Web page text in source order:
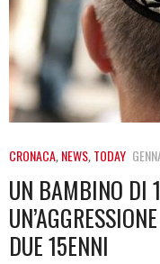
CRONACA,NEWS,TODAY
UN BAMBINO DI
DUE 15ENNI